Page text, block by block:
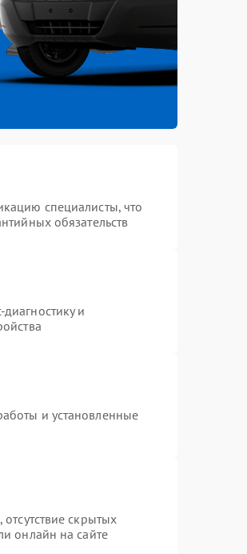
специалисты, что
обязательств
и
и установленные
скрытых
онлайн на сайте